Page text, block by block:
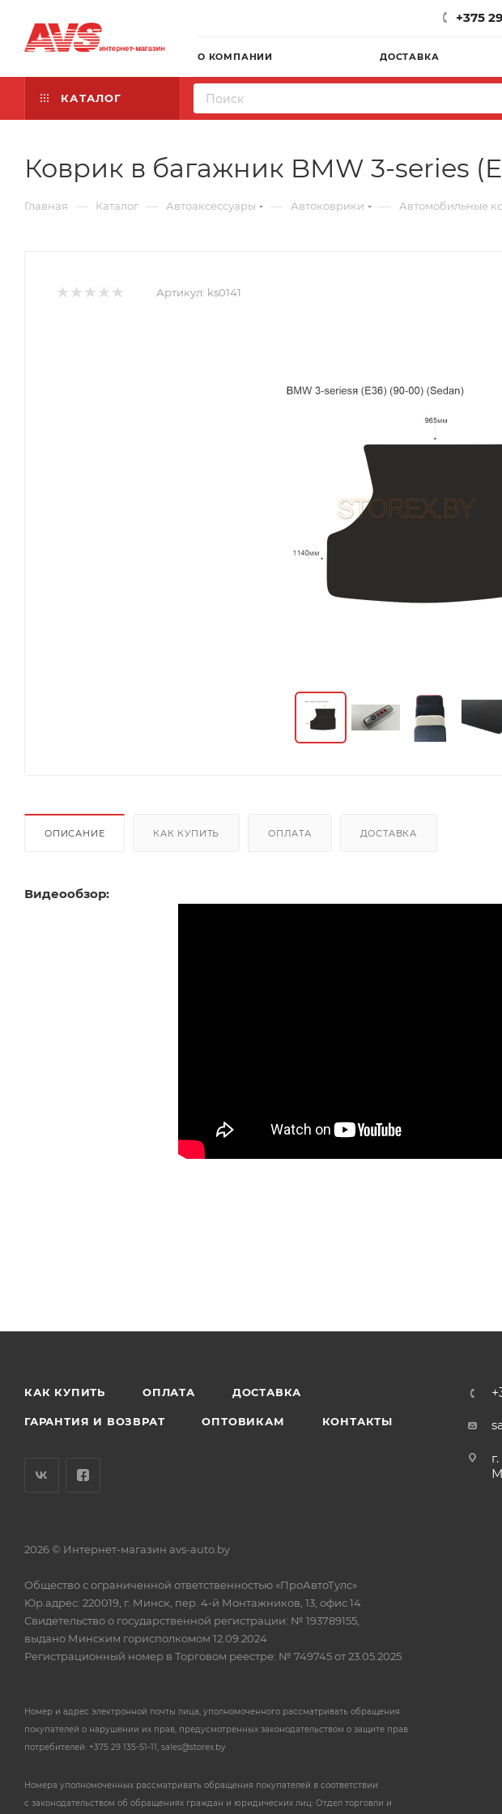
+375
О КОМПАНИИ ДОСТАВКА
КАТАЛОГ
Коврик в багажник BMW 3-series
Главная — Каталог — Автоаксессуары — Автоковрики — Автомобильные
Артикул: ks0141
ОПИСАНИЕ КАК КУПИТЬ ОПЛАТА ДОСТАВКА
Видеообзор:
КАК КУПИТЬ ОПЛАТА ДОСТАВКА
ГАРАНТИЯ И ВОЗВРАТ ОПТОВИКАМ КОНТАКТЫ
2026 © Интернет-магазин avs-auto.by
Общество с ограниченной ответственностью «ПроАвтоТулс»
Юр.адрес: 220019, г. Минск, пер. 4-й Монтажников, 13, офис 14
Свидетельство о государственной регистрации: № 193789155,
выдано Минским горисполкомом 12.09.2024
Регистрационный номер в Торговом реестре: № 749745 от 23.05.2025
Номер и адрес электронной почты лица, уполномоченного рассматривать обращения
покупателей о нарушении их прав, предусмотренных законодательством о защите прав
потребителей: +375 29 135-51-11, sales@storex.by
Номера уполномоченных рассматривать обращения покупателей в соответствии
с законодательством об обращениях граждан и юридических лиц: Отдел торговли и